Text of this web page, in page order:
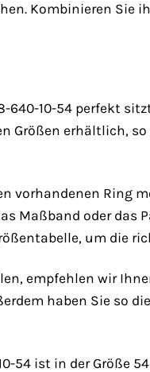
Kombinieren Sie
640-10-54 perfekt
Größen erhältlich,
vorhandenen Ring
Maßband oder
um die
empfehlen wir
haben Sie so
54 ist in der Größe